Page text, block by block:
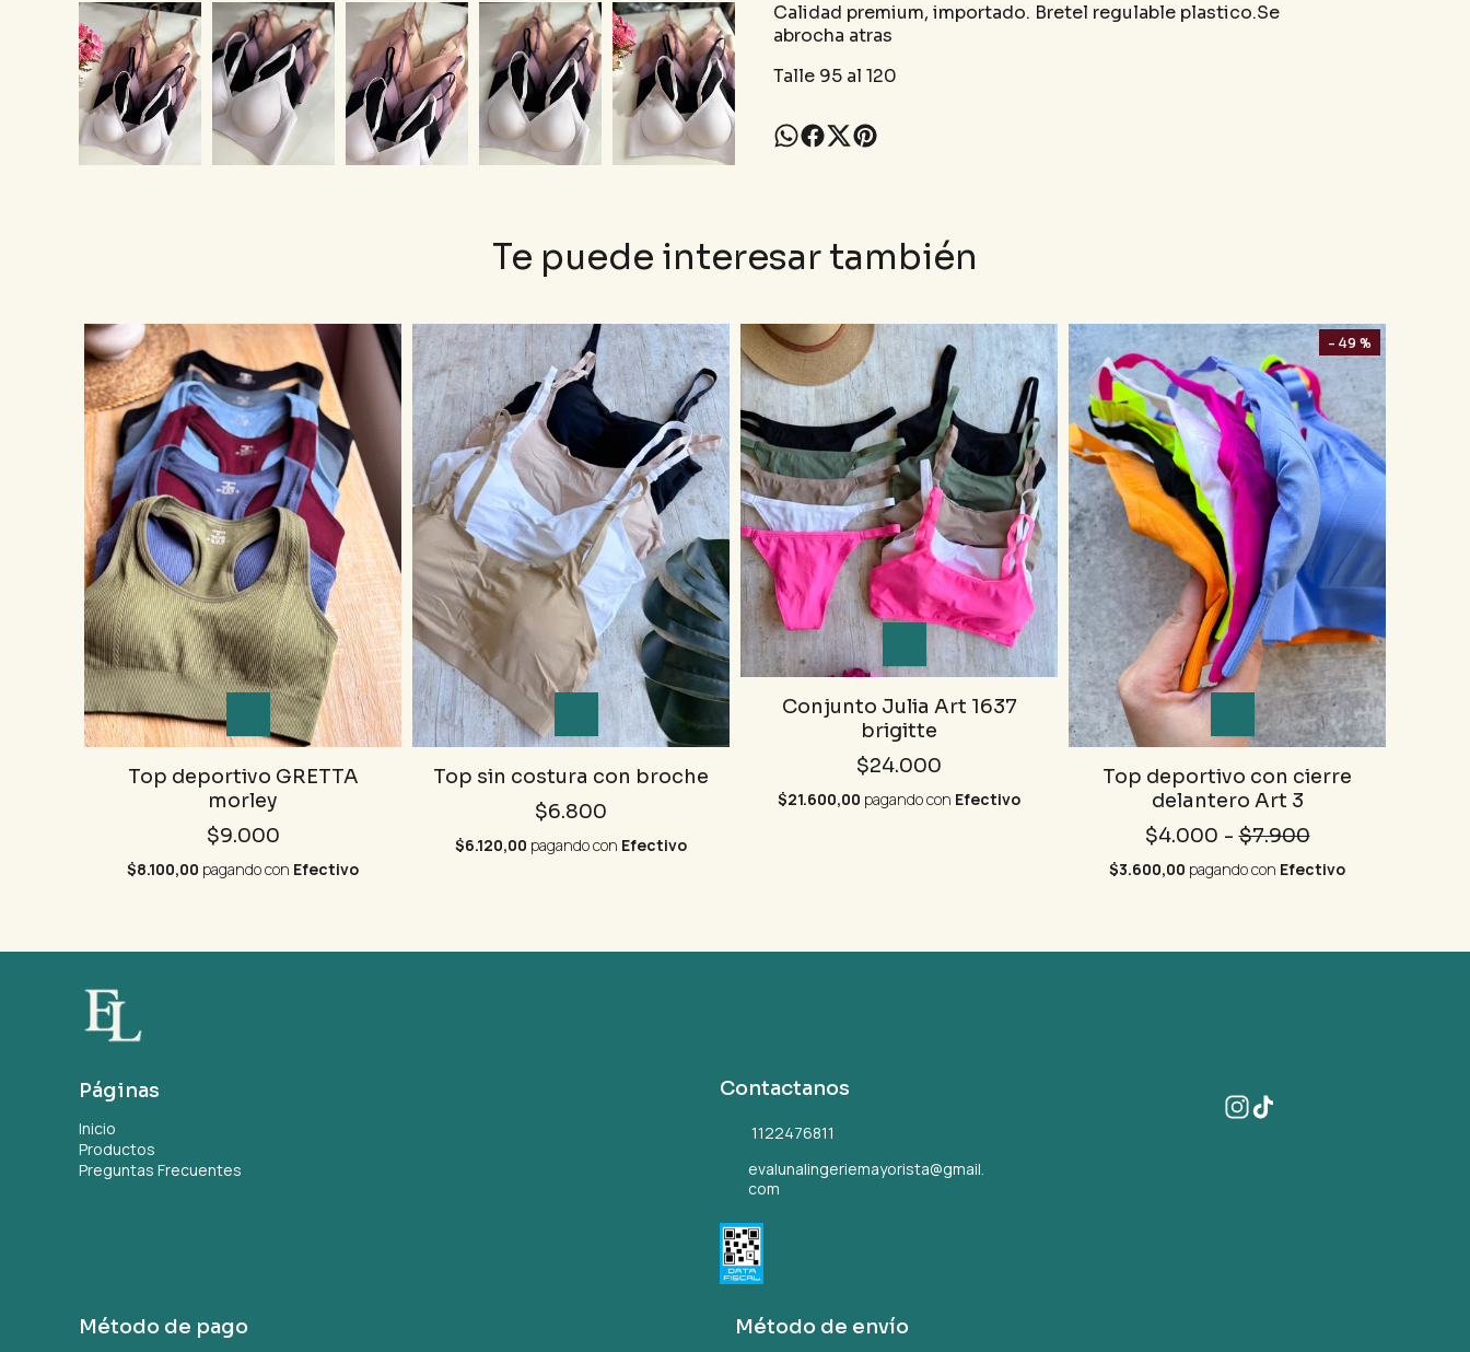
Calidad premium, importado. Bretel regulable plastico.Se
abrocha atras
Talle 95 al 120
Te puede interesar también
Top deportivo GRETTA
morley
$9.000
$8.100,00 pagando con Efectivo
Top sin costura con broche
$6.800
$6.120,00 pagando con Efectivo
Conjunto Julia Art 1637
brigitte
$24.000
$21.600,00 pagando con Efectivo
- 49 %
Top deportivo con cierre
delantero Art 3
$4.000 - $7.900
$3.600,00 pagando con Efectivo
Páginas
Inicio
Productos
Preguntas Frecuentes
Contactanos
1122476811
evalunalingeriemayorista@gmail.
com
Método de pago Método de envío